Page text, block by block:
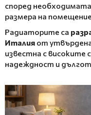
според
размера на
Радиаторите са
Италия от
известна с високите
надеждност и